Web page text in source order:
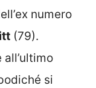
numero
(79).
all’ultimo
si